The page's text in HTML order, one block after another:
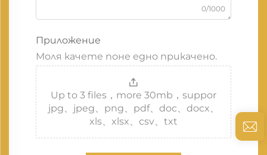
0/1000
Приложение
Моля качете поне едно прикачено.
Up to 3 files，more 30mb，suppor
jpg、jpeg、png、pdf、doc、docx、
xls、xlsx、csv、txt